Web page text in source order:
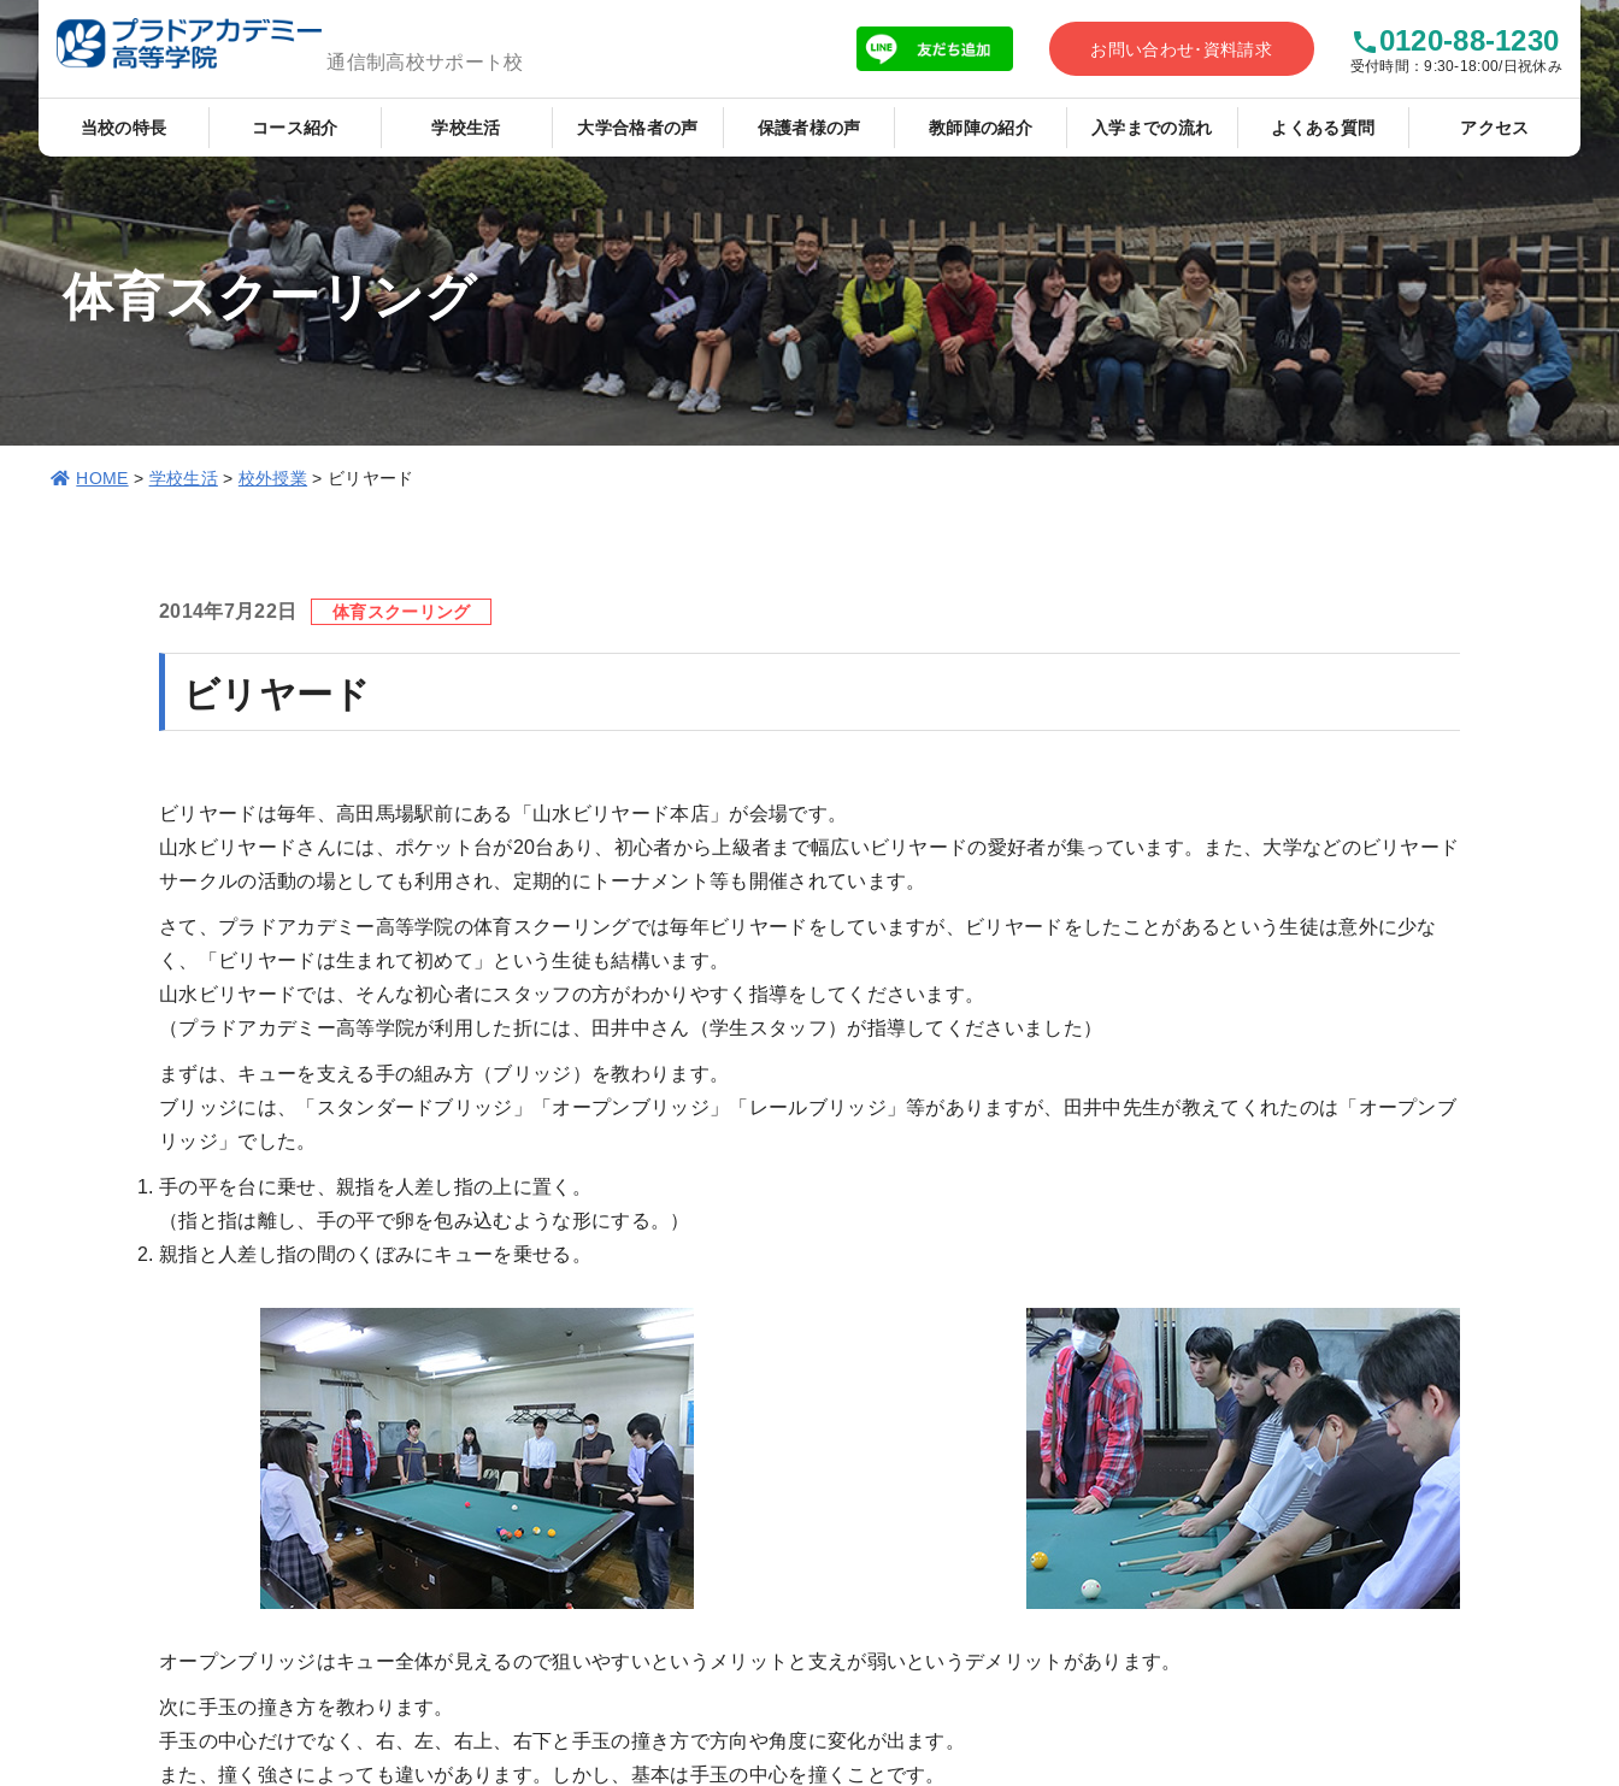
通信制高校サポート校
お問い合わせ･資料請求 phone0120-88-1230
受付時間：9:30-18:00/日祝休み
当校の特長 コース紹介 学校生活 大学合格者の声 保護者様の声 教師陣の紹介 入学までの流れ よくある質問 アクセス
体育スクーリング
HOME > 学校生活> 校外授業 > ビリヤード
2014年7月22日 体育スクーリング
ビリヤード
ビリヤードは毎年、高田馬場駅前にある「山水ビリヤード本店」が会場です。
山水ビリヤードさんには、ポケット台が20台あり、初心者から上級者まで幅広いビリヤードの愛好者が集っています。また、大学などのビリヤード
サークルの活動の場としても利用され、定期的にトーナメント等も開催されています。
さて、プラドアカデミー高等学院の体育スクーリングでは毎年ビリヤードをしていますが、ビリヤードをしたことがあるという生徒は意外に少な
く、「ビリヤードは生まれて初めて」という生徒も結構います。
山水ビリヤードでは、そんな初心者にスタッフの方がわかりやすく指導をしてくださいます。
（プラドアカデミー高等学院が利用した折には、田井中さん（学生スタッフ）が指導してくださいました）
まずは、キューを支える手の組み方（ブリッジ）を教わります。
ブリッジには、「スタンダードブリッジ」「オープンブリッジ」「レールブリッジ」等がありますが、田井中先生が教えてくれたのは「オープンブ
リッジ」でした。
手の平を台に乗せ、親指を人差し指の上に置く。
（指と指は離し、手の平で卵を包み込むような形にする。）
親指と人差し指の間のくぼみにキューを乗せる。
オープンブリッジはキュー全体が見えるので狙いやすいというメリットと支えが弱いというデメリットがあります。
次に手玉の撞き方を教わります。
手玉の中心だけでなく、右、左、右上、右下と手玉の撞き方で方向や角度に変化が出ます。
また、撞く強さによっても違いがあります。しかし、基本は手玉の中心を撞くことです。